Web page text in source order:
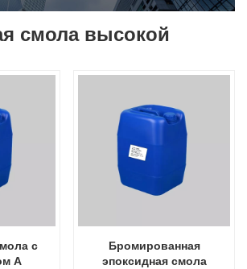
смола высокой
с
А
Бромированная
эпоксидная смола